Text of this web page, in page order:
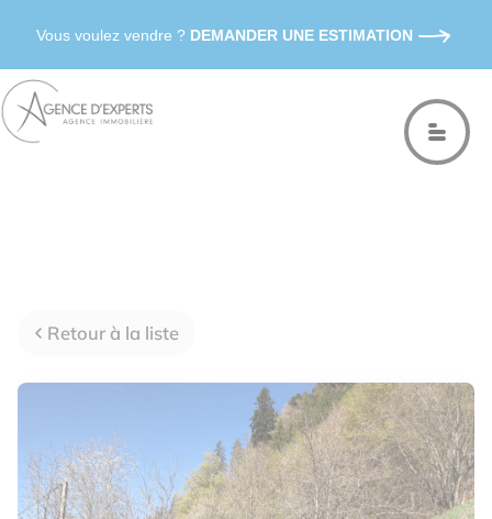
Vous voulez vendre ? DEMANDER UNE ESTIMATION
Retour à la liste